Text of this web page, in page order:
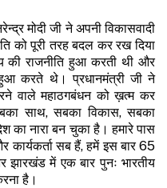
मोदी जी ने अपनी विकासवादी
को पूरी तरह बदल कर रख दिया
की राजनीति हुआ करती थी और
करते थे। प्रधानमंत्री जी ने
वाले महाठगबंधन को ख़त्म कर
साथ, सबका विकास, सबका
का नारा बन चुका है। हमारे पास
कार्यकर्ता सब हैं, हमें इस बार 65
में एक बार पुनः भारतीय
है।